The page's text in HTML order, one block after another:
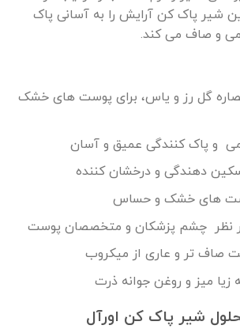
شیر پاک کن آرایش را به آسانی پاک
و صاف می کند.
گل رز و یاس، برای پوست های خشک
و پاک کنندگی عمیق و آسان
دهندگی و درخشان کننده
های خشک و حساس
نظر چشم پزشکان و متخصصان پوست
صاف تر و عاری از میکروب
زیا میز و روغن جوانه ذرت
شیر پاک کن اورآل